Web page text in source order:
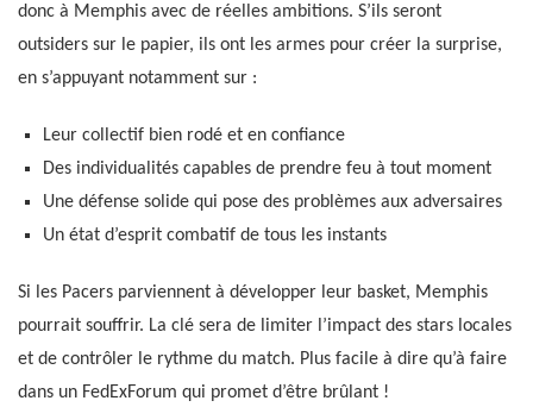
donc à Memphis avec de réelles ambitions. S’ils seront
outsiders sur le papier, ils ont les armes pour créer la surprise,
en s’appuyant notamment sur :
Leur collectif bien rodé et en confiance
Des individualités capables de prendre feu à tout moment
Une défense solide qui pose des problèmes aux adversaires
Un état d’esprit combatif de tous les instants
Si les Pacers parviennent à développer leur basket, Memphis
pourrait souffrir. La clé sera de limiter l’impact des stars locales
et de contrôler le rythme du match. Plus facile à dire qu’à faire
dans un FedExForum qui promet d’être brûlant !